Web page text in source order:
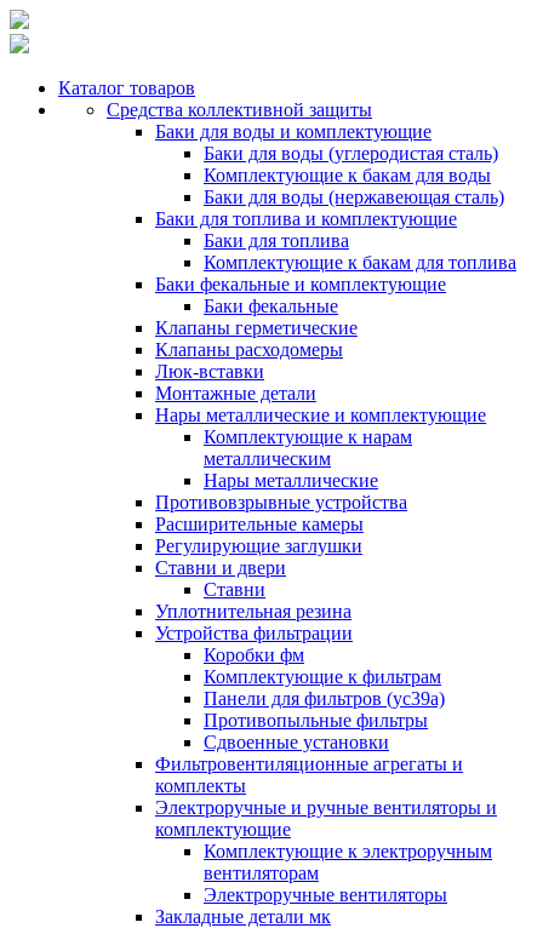
Каталог товаров
Средства коллективной защиты
Баки для воды и комплектующие
Баки для воды (углеродистая сталь)
Комплектующие к бакам для воды
Баки для воды (нержавеющая сталь)
Баки для топлива и комплектующие
Баки для топлива
Комплектующие к бакам для топлива
Баки фекальные и комплектующие
Баки фекальные
Клапаны герметические
Клапаны расходомеры
Люк-вставки
Монтажные детали
Нары металлические и комплектующие
Комплектующие к нарам
металлическим
Нары металлические
Противовзрывные устройства
Расширительные камеры
Регулирующие заглушки
Ставни и двери
Ставни
Уплотнительная резина
Устройства фильтрации
Коробки фм
Комплектующие к фильтрам
Панели для фильтров (ус39а)
Противопыльные фильтры
Сдвоенные установки
Фильтровентиляционные агрегаты и
комплекты
Электроручные и ручные вентиляторы и
комплектующие
Комплектующие к электроручным
вентиляторам
Электроручные вентиляторы
Закладные детали мк